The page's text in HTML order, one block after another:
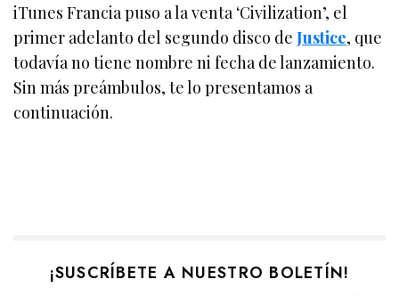
iTunes Francia puso a la venta ‘Civilization’, el
primer adelanto del segundo disco deJustice, que
todavía no tiene nombre ni fecha de lanzamiento.
Sin más preámbulos, te lo presentamos a
continuación.
¡SUSCRÍBETE A NUESTRO BOLETÍN!